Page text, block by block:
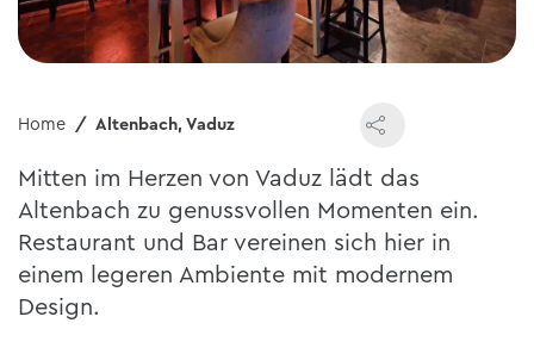
Home Altenbach, Vaduz
Mitten im Herzen von Vaduz lädt das
Altenbach zu genussvollen Momenten ein.
Restaurant und Bar vereinen sich hier in
einem legeren Ambiente mit modernem
Design.